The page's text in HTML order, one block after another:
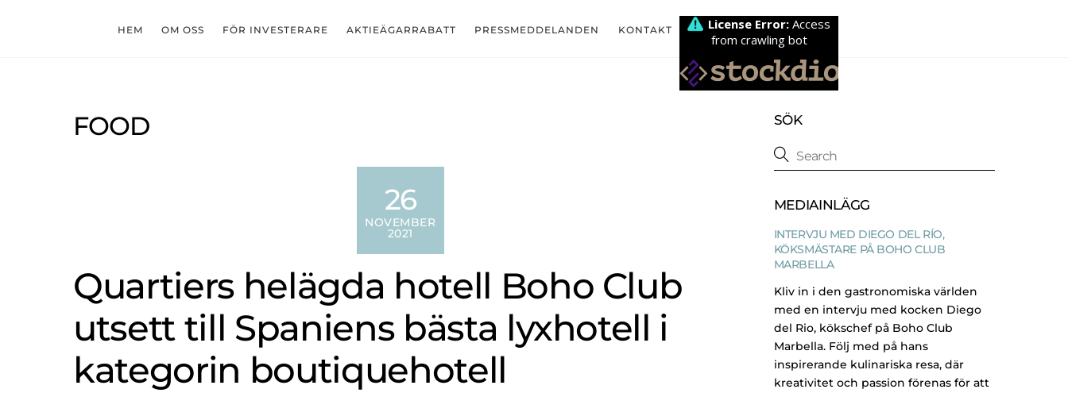
HEM OM OSS FÖR INVESTERARE AKTIEÄGARRABATT PRESSMEDDELANDEN KONTAKT
FOOD
26
NOVEMBER
2021
Quartiers helägda hotell Boho Club
utsett till Spaniens bästa lyxhotell i
kategorin boutiquehotell
SÖK
MEDIAINLÄGG
INTERVJU MED DIEGO DEL RÍO,
KÖKSMÄSTARE PÅ BOHO CLUB
MARBELLA
Kliv in i den gastronomiska världen
med en intervju med kocken Diego
del Rio, kökschef på Boho Club
Marbella. Följ med på hans
inspirerande kulinariska resa, där
kreativitet och passion förenas för att